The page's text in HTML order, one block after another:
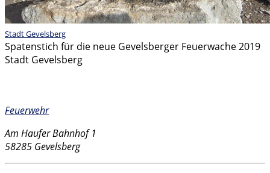
Stadt Gevelsberg
Spatenstich für die neue Gevelsberger Feuerwache 2019
Stadt Gevelsberg
Feuerwehr
Am Haufer Bahnhof 1
58285 Gevelsberg